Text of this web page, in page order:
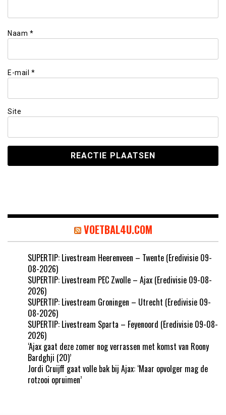
Naam *
E-mail *
Site
VOETBAL4U.COM
SUPERTIP: Livestream Heerenveen – Twente (Eredivisie 09-
08-2026)
SUPERTIP: Livestream PEC Zwolle – Ajax (Eredivisie 09-08-
2026)
SUPERTIP: Livestream Groningen – Utrecht (Eredivisie 09-
08-2026)
SUPERTIP: Livestream Sparta – Feyenoord (Eredivisie 09-08-
2026)
‘Ajax gaat deze zomer nog verrassen met komst van Roony
Bardghji (20)’
Jordi Cruijff gaat volle bak bij Ajax: ‘Maar opvolger mag de
rotzooi opruimen’